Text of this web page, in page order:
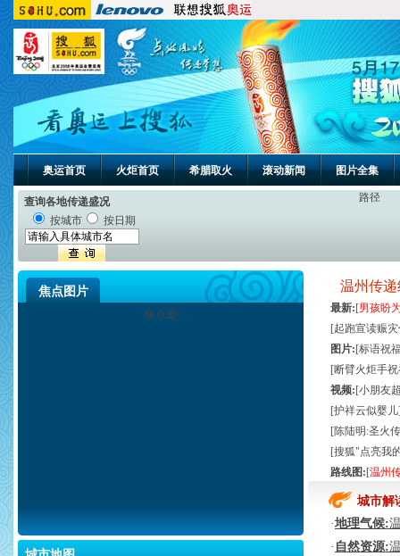
奥运首页 火炬首页 希腊取火 滚动新闻 图片全集
查询各地传递盛况
按城市
按日期
路径
焦点图片
焦点图
温州传
最新: [男孩盼
[起跑宣读赈
图片: [标语祝
[断臂火炬手
视频: [小朋友
[护祥云似婴儿
[陈陆明:圣火
[搜狐"点亮我
路线图: [温州
城市解
·地理气候:
· 自然资源: